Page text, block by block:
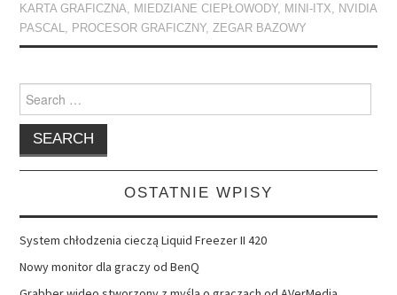
KARTA GRAFICZNA, MIEDZIANE CIEPŁOWODY, MINI-ITX, NVIDIA
PASCAL, PROCESOR GRAFICZNY,ZEGAR BAZOWY
Search
for:
OSTATNIE WPISY
System chłodzenia cieczą Liquid Freezer II 420
Nowy monitor dla graczy od BenQ